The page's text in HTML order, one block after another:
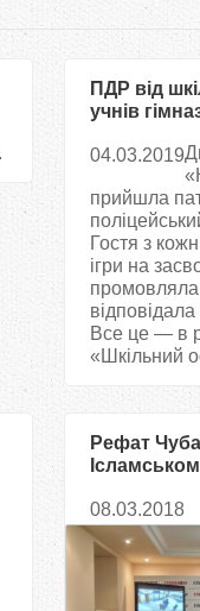
ПДР від
учнів
04.03.2019
прийшла
Гостя з
ігри на
промовляла
Все це — в
«Шкільний
Рефат
російській
08.03.2018